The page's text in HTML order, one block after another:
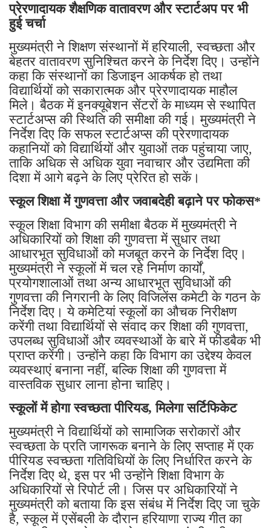
प्रेरणादायक शैक्षणिक वातावरण और स्टार्टअप पर भी
हुई चर्चा
मुख्यमंत्री ने शिक्षण संस्थानों में हरियाली, स्वच्छता और
बेहतर वातावरण सुनिश्चित करने के निर्देश दिए। उन्होंने
कहा कि संस्थानों का डिजाइन आकर्षक हो तथा
विद्यार्थियों को सकारात्मक और प्रेरणादायक माहौल
मिले। बैठक में इनक्यूबेशन सेंटरों के माध्यम से स्थापित
स्टार्टअप्स की स्थिति की समीक्षा की गई। मुख्यमंत्री ने
निर्देश दिए कि सफल स्टार्टअप्स की प्रेरणादायक
कहानियों को विद्यार्थियों और युवाओं तक पहुंचाया जाए,
ताकि अधिक से अधिक युवा नवाचार और उद्यमिता की
दिशा में आगे बढ़ने के लिए प्रेरित हो सकें।
स्कूल शिक्षा में गुणवत्ता और जवाबदेही बढ़ाने पर फोकस*
स्कूल शिक्षा विभाग की समीक्षा बैठक में मुख्यमंत्री ने
अधिकारियों को शिक्षा की गुणवत्ता में सुधार तथा
आधारभूत सुविधाओं को मजबूत करने के निर्देश दिए।
मुख्यमंत्री ने स्कूलों में चल रहे निर्माण कार्यों,
प्रयोगशालाओं तथा अन्य आधारभूत सुविधाओं की
गुणवत्ता की निगरानी के लिए विजिलेंस कमेटी के गठन के
निर्देश दिए। ये कमेटियां स्कूलों का औचक निरीक्षण
करेंगी तथा विद्यार्थियों से संवाद कर शिक्षा की गुणवत्ता,
उपलब्ध सुविधाओं और व्यवस्थाओं के बारे में फीडबैक भी
प्राप्त करेंगी। उन्होंने कहा कि विभाग का उद्देश्य केवल
व्यवस्थाएं बनाना नहीं, बल्कि शिक्षा की गुणवत्ता में
वास्तविक सुधार लाना होना चाहिए।
स्कूलों में होगा स्वच्छता पीरियड, मिलेगा सर्टिफिकेट
मुख्यमंत्री ने विद्यार्थियों को सामाजिक सरोकारों और
स्वच्छता के प्रति जागरूक बनाने के लिए सप्ताह में एक
पीरियड स्वच्छता गतिविधियों के लिए निर्धारित करने के
निर्देश दिए थे, इस पर भी उन्होंने शिक्षा विभाग के
अधिकारियों से रिपोर्ट ली। जिस पर अधिकारियों ने
मुख्यमंत्री को बताया कि इस संबंध में निर्देश दिए जा चुके
है, स्कूल में एसेंबली के दौरान हरियाणा राज्य गीत का